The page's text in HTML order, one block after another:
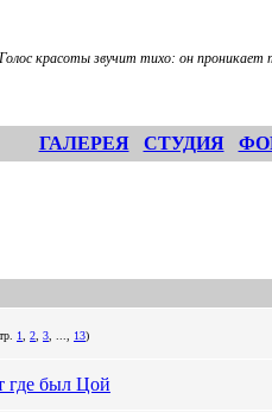
Голос красоты звучит тихо: он проникает
ГАЛЕРЕЯ СТУДИЯ
1 2 3 13)
где был Цой